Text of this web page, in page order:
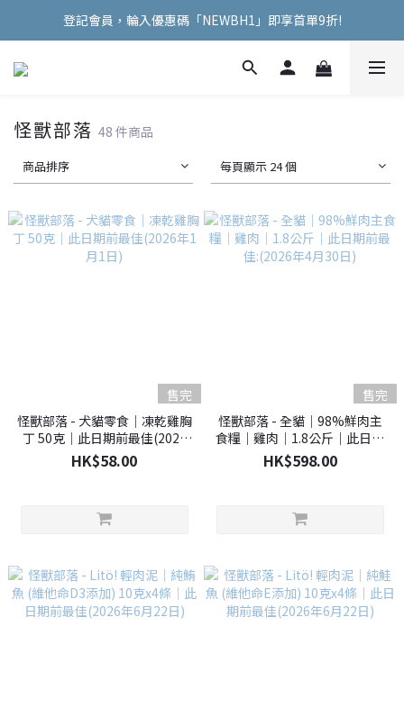
Welcome Hooman !
登記會員，輪入優惠碼「NEWBH1」即享首單9折!
Welcome Hooman !
怪獸部落 48 件商品
商品排序 每頁顯示 24 個
售完
怪獸部落 - 犬貓零食｜凍乾雞胸
丁 50克｜此日期前最佳(2026
年1月1日)
HK$58.00
售完
怪獸部落 - 全貓｜98%鮮肉主
食糧｜雞肉｜1.8公斤｜此日期
前最佳:(2026年4月30日)
HK$598.00